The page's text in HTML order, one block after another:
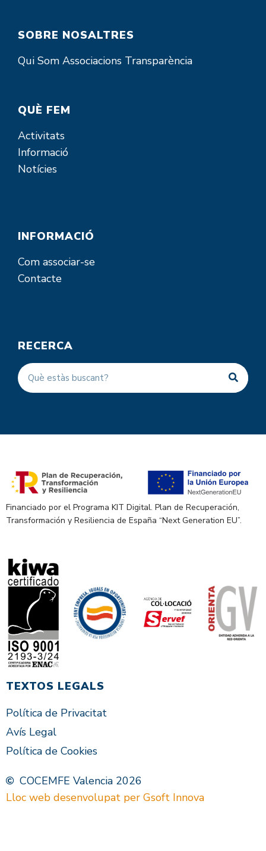
SOBRE NOSALTRES
Qui Som Associacions Transparència
QUÈ FEM
Activitats
Informació
Notícies
INFORMACIÓ
Com associar-se
Contacte
RECERCA
Financiado por el Programa KIT Digital. Plan de Recuperación,
Transformación y Resiliencia de España “Next Generation EU”.
TEXTOS LEGALS
Política de Privacitat
Avís Legal
Política de Cookies
COCEMFE Valencia 2026
Lloc web desenvolupat per Gsoft Innova